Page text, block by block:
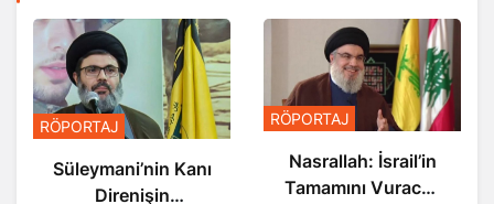
RÖPORTAJ
Süleymani’nin Kanı
Direnişin
RÖPORTAJ
Nasrallah: İsrail’in
Tamamını Vuracak